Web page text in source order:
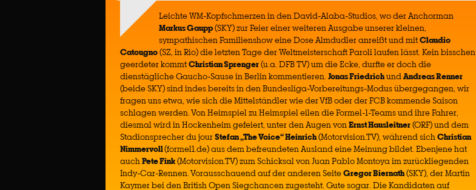
Leichte WM-Kopfschmerzen in den David-Alaba-Studios, wo der Anchorman
Markus Gaupp(SKY) zur Feier einer weiteren Ausgabe unserer kleinen,
sympathischen Familienshow eine Dose Almdudler anreißt und mitClaudio
Catougno(SZ, in Rio) die letzten Tage der Weltmeisterschaft Paroli laufen lässt. Kein bisschen
geerdeter kommtChristian Sprenger(u.a. DFB TV) um die Ecke, durfte er doch die
dienstägliche Gaucho-Sause in Berlin kommentieren.Jonas FriedrichundAndreas Renner
(beide SKY) sind indes bereits in den Bundesliga-Vorbereitungs-Modus übergegangen, wir
fragen uns etwa, wie sich die Mittelständler wie der VfB oder der FCB kommende Saison
schlagen werden. Von Heimspiel zu Heimspiel eilen die Formel-1-Teams und ihre Fahrer,
diesmal wird in Hockenheim gefeiert, unter den Augen vonErnst Hausleitner(ORF) und dem
Stadionsprecher du jourStefan „The Voice“ Heinrich(Motorvision.TV), während sichChristian
Nimmervoll(formel1.de) aus dem befreundeten Ausland eine Meinung bildet. Ebenjene hat
auchPete Fink(Motorvision.TV) zum Schicksal von Juan Pablo Montoya im zurückliegenden
Indy-Car-Rennen. Vorausschauend auf der anderen SeiteGregor Biernath(SKY), der Martin
Kaymer bei den British Open Siegchancen zugesteht. Gute sogar. Die Kandidaten auf